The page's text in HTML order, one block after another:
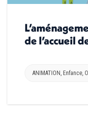
de l’accueil
ANIMATION Enfance